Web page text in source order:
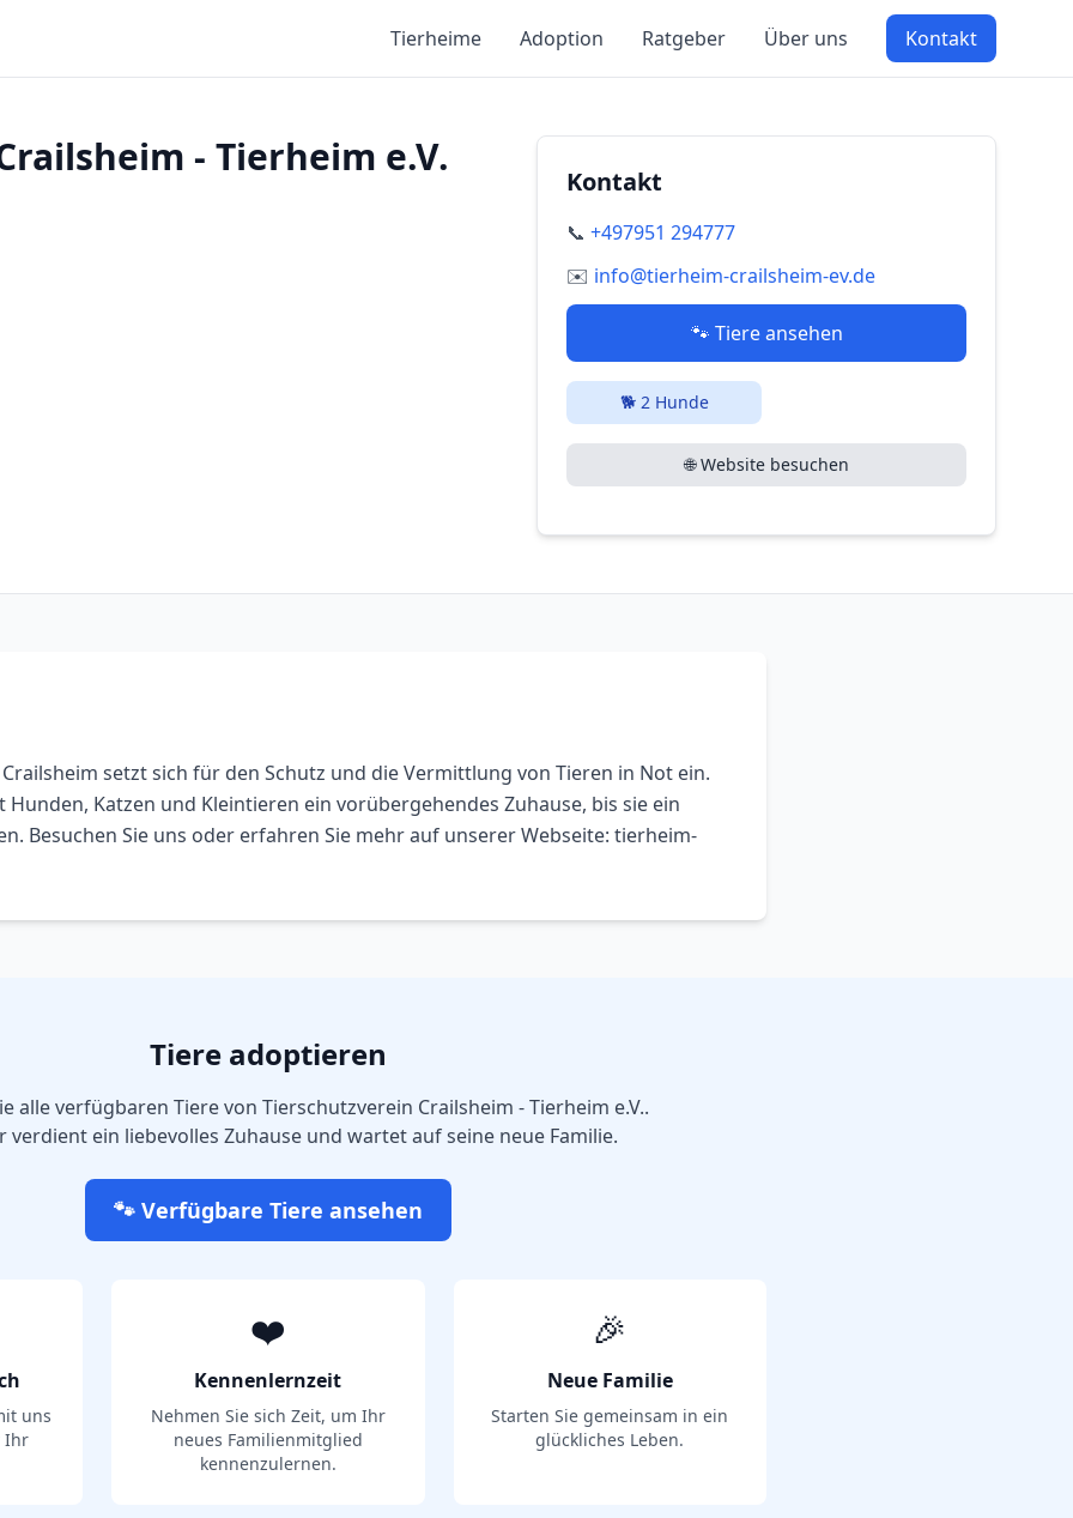
Tierheime Adoption Ratgeber Über uns Kontakt
- Tierheim e.V.
Kontakt
📞 +497951 294777
✉️ info@tierheim-crailsheim-ev.de
🐾 Tiere ansehen
🐕 2Hunde
🌐 Website besuchen
setzt sich für den Schutz und die Vermittlung von Tieren in Not ein.
Hunden, Katzen und Kleintieren ein vorübergehendes Zuhause, bis sie ein
Besuchen Sie uns oder erfahren Sie mehr auf unserer Webseite: tierheim-
Tiere adoptieren
alle verfügbaren Tiere von Tierschutzverein Crailsheim - Tierheim e.V..
verdient ein liebevolles Zuhause und wartet auf seine neue Familie.
🐾 Verfügbare Tiere ansehen
uns
Ihr
❤️
Kennenlernzeit
Nehmen Sie sich Zeit, um Ihr
neues Familienmitglied
kennenzulernen.
🎉
Neue Familie
Starten Sie gemeinsam in ein
glückliches Leben.